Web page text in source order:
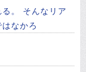
。 そんなリア
なかろ